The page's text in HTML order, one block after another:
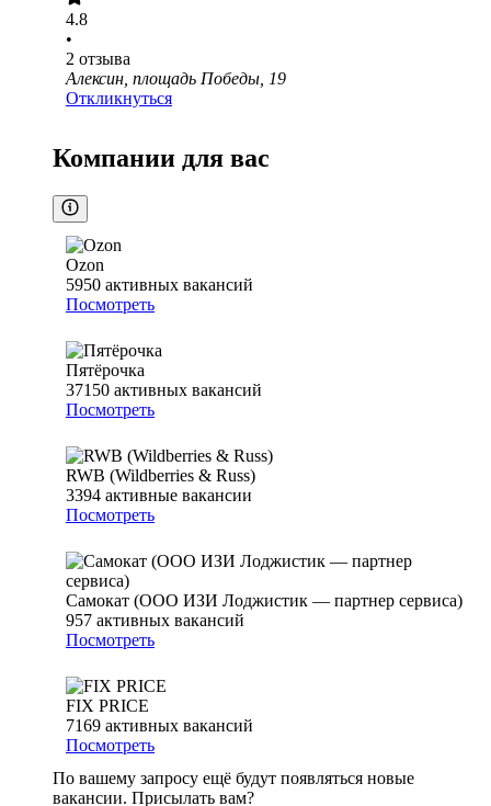
4.8
•
2 отзыва
Алексин, площадь Победы, 19
Откликнуться
Компании для вас
Ozon
5950 активных вакансий
Посмотреть
Пятёрочка
37150 активных вакансий
Посмотреть
RWB (Wildberries & Russ)
3394 активные вакансии
Посмотреть
Самокат (ООО ИЗИ Лоджистик — партнер сервиса)
957 активных вакансий
Посмотреть
FIX PRICE
7169 активных вакансий
Посмотреть
По вашему запросу ещё будут появляться новые
вакансии. Присылать вам?